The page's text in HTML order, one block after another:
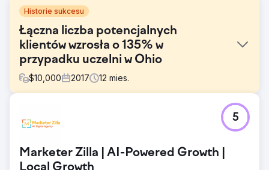
Historie sukcesu
Łączna liczba potencjalnych
klientów wzrosła o 135% w
przypadku uczelni w Ohio
$10,000 2017 12 mies.
W ostatnich latach konkurencja o studia podyplomowe z
zakresu marketingu w Ohio znacznie się nasiliła, przede
większą liczbę możliwości uzyskania stopnia naukowego,
zwłaszcza online, oferowanych przez inne uniwersytety.
Marketer Zilla | AI-Powered Growth |
5